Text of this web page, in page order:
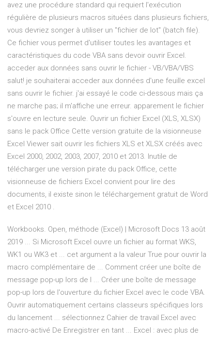
avez une procédure standard qui requiert l'exécution
régulière de plusieurs macros situées dans plusieurs fichiers,
vous devriez songer à utiliser un "fichier de lot" (batch file).
Ce fichier vous permet d'utiliser toutes les avantages et
caractéristiques du code VBA sans devoir ouvrir Excel.
acceder aux données sans ouvrir le fichier - VB/VBA/VBS
salut! je souhaiterai acceder aux données d'une feuille excel
sans ouvrir le fichier. j'ai essayé le code ci-dessous mais ça
ne marche pas; il m'affiche une erreur. apparement le fichier
s'ouvre en lecture seule. Ouvrir un fichier Excel (XLS, XLSX)
sans le pack Office Cette version gratuite de la visionneuse
Excel Viewer sait ouvrir les fichiers XLS et XLSX créés avec
Excel 2000, 2002, 2003, 2007, 2010 et 2013. Inutile de
télécharger une version pirate du pack Office, cette
visionneuse de fichiers Excel convient pour lire des
documents, il existe sinon le téléchargement gratuit de Word
et Excel 2010 .
Workbooks. Open, méthode (Excel) | Microsoft Docs 13 août
2019 ... Si Microsoft Excel ouvre un fichier au format WKS,
WK1 ou WK3 et ... cet argument a la valeur True pour ouvrir la
macro complémentaire de ... Comment créer une boîte de
message pop-up lors de l ... Créer une boîte de message
pop-up lors de l'ouverture du fichier Excel avec le code VBA.
Ouvrir automatiquement certains classeurs spécifiques lors
du lancement ... sélectionnez Cahier de travail Excel avec
macro-activé De Enregistrer en tant ... Excel : avec plus de